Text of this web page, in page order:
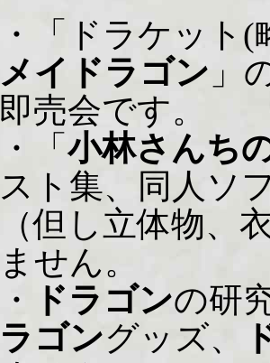
・「ドラケット
メイドラゴン 」
即売会です。
・「小林さんち
スト集、同人ソ
（但し立体物、
ません。
・
ドラゴンの研
ラゴングッズ、